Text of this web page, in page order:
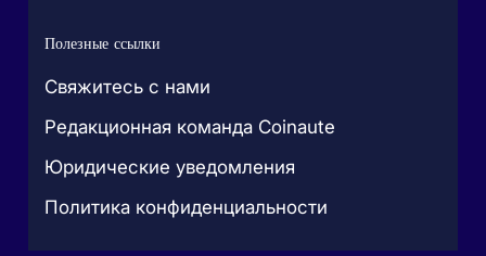
Полезные ссылки
Свяжитесь с нами
Редакционная команда Coinaute
Юридические уведомления
Политика конфиденциальности